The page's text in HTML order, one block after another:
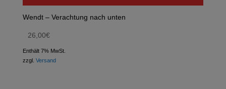
Wendt – Verachtung nach unten
26,00€
Enthält 7% MwSt.
zzgl. Versand